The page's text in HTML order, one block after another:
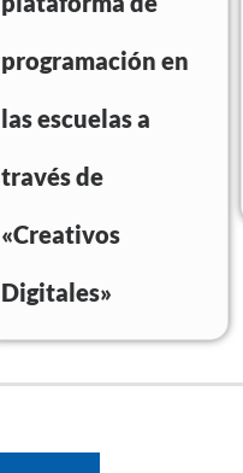
programación en
las escuelas a
través de
«Creativos
Digitales»